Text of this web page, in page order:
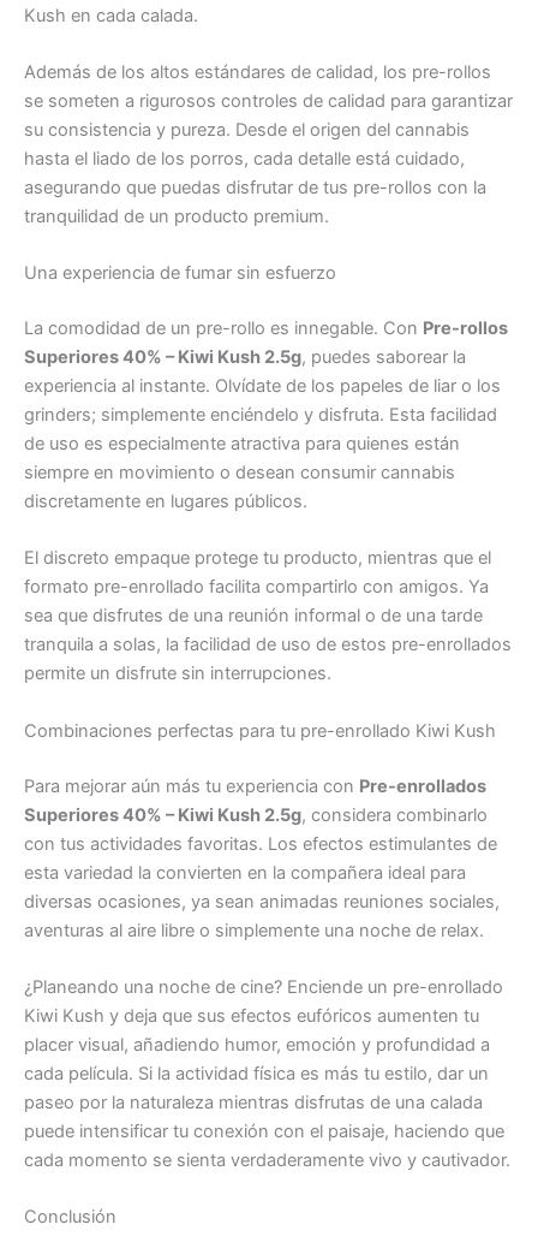
Kush en cada calada.
Además de los altos estándares de calidad, los pre-rollos
se someten a rigurosos controles de calidad para garantizar
su consistencia y pureza. Desde el origen del cannabis
hasta el liado de los porros, cada detalle está cuidado,
asegurando que puedas disfrutar de tus pre-rollos con la
tranquilidad de un producto premium.
Una experiencia de fumar sin esfuerzo
La comodidad de un pre-rollo es innegable. Con Pre-rollos
Superiores 40% – Kiwi Kush 2.5g, puedes saborear la
experiencia al instante. Olvídate de los papeles de liar o los
grinders; simplemente enciéndelo y disfruta. Esta facilidad
de uso es especialmente atractiva para quienes están
siempre en movimiento o desean consumir cannabis
discretamente en lugares públicos.
El discreto empaque protege tu producto, mientras que el
formato pre-enrollado facilita compartirlo con amigos. Ya
sea que disfrutes de una reunión informal o de una tarde
tranquila a solas, la facilidad de uso de estos pre-enrollados
permite un disfrute sin interrupciones.
Combinaciones perfectas para tu pre-enrollado Kiwi Kush
Para mejorar aún más tu experiencia con Pre-enrollados
Superiores 40% – Kiwi Kush 2.5g, considera combinarlo
con tus actividades favoritas. Los efectos estimulantes de
esta variedad la convierten en la compañera ideal para
diversas ocasiones, ya sean animadas reuniones sociales,
aventuras al aire libre o simplemente una noche de relax.
¿Planeando una noche de cine? Enciende un pre-enrollado
Kiwi Kush y deja que sus efectos eufóricos aumenten tu
placer visual, añadiendo humor, emoción y profundidad a
cada película. Si la actividad física es más tu estilo, dar un
paseo por la naturaleza mientras disfrutas de una calada
puede intensificar tu conexión con el paisaje, haciendo que
cada momento se sienta verdaderamente vivo y cautivador.
Conclusión